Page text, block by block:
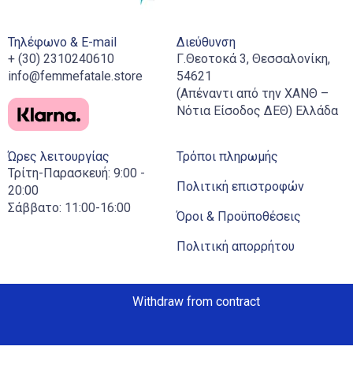
Τηλέφωνο & E-mail
+ (30) 2310240610
info@femmefatale.store
Διεύθυνση
Γ.Θεοτοκά 3, Θεσσαλονίκη,
54621
(Απέναντι από την ΧΑΝΘ –
Νότια Είσοδος ΔΕΘ) Ελλάδα
Ώρες λειτουργίας
Τρίτη-Παρασκευή: 9:00 -
20:00
Σάββατο: 11:00-16:00
Τρόποι πληρωμής
Πολιτική επιστροφών
Όροι & Προϋποθέσεις
Πολιτική απορρήτου
Withdraw from contract